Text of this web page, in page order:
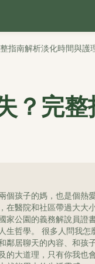
指南解析淡化時間與護
？完
個孩子的媽，也是個熱
在醫院和社區帶過大大
家公園的義務解說員證
生哲學。 很多人問我
鄰居聊天的內容、和孩
的大道理，只有你我也